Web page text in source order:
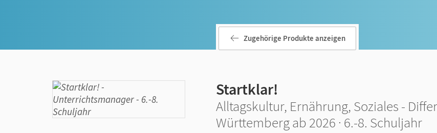
Zugehörige Produkte anzeigen
Startklar!
Alltagskultur, Ernährung, Soziales -
Württemberg ab 2026 · 6.-8. Schuljahr